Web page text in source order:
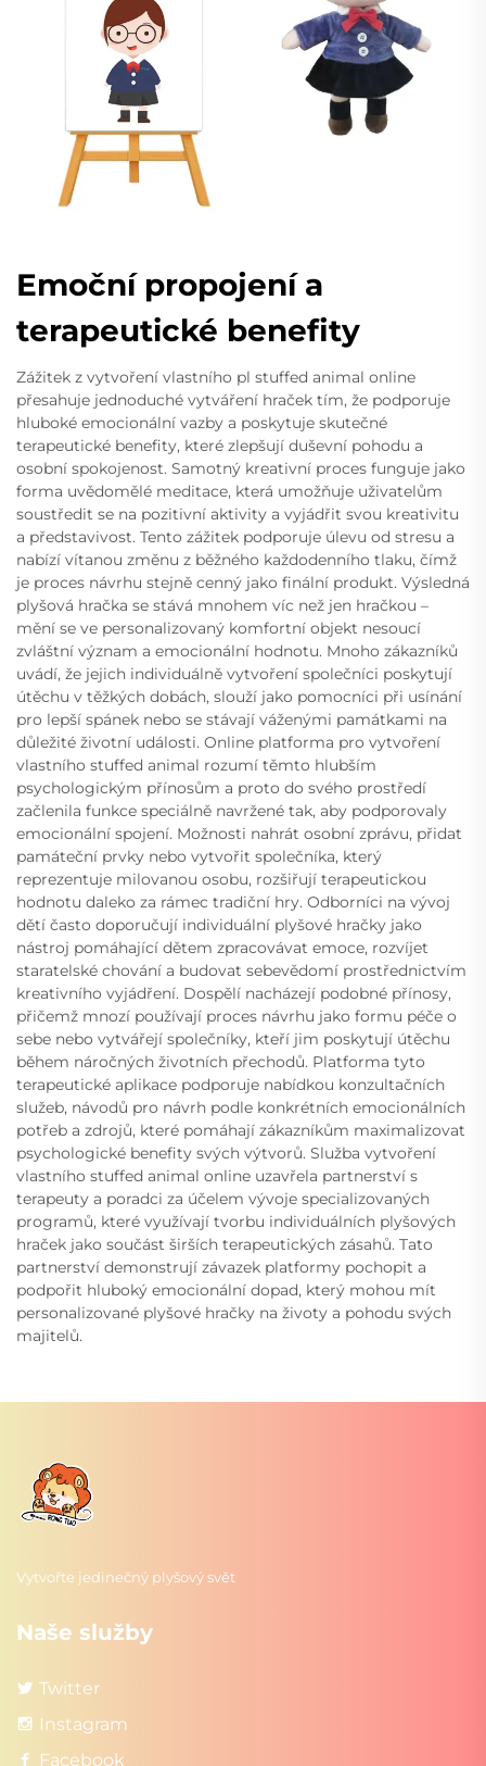
Emoční propojení a
terapeutické benefity
Zážitek z vytvoření vlastního pl stuffed animal online
přesahuje jednoduché vytváření hraček tím, že podporuje
hluboké emocionální vazby a poskytuje skutečné
terapeutické benefity, které zlepšují duševní pohodu a
osobní spokojenost. Samotný kreativní proces funguje jako
forma uvědomělé meditace, která umožňuje uživatelům
soustředit se na pozitivní aktivity a vyjádřit svou kreativitu
a představivost. Tento zážitek podporuje úlevu od stresu a
nabízí vítanou změnu z běžného každodenního tlaku, čímž
je proces návrhu stejně cenný jako finální produkt. Výsledná
plyšová hračka se stává mnohem víc než jen hračkou –
mění se ve personalizovaný komfortní objekt nesoucí
zvláštní význam a emocionální hodnotu. Mnoho zákazníků
uvádí, že jejich individuálně vytvoření společníci poskytují
útěchu v těžkých dobách, slouží jako pomocníci při usínání
pro lepší spánek nebo se stávají váženými památkami na
důležité životní události. Online platforma pro vytvoření
vlastního stuffed animal rozumí těmto hlubším
psychologickým přínosům a proto do svého prostředí
začlenila funkce speciálně navržené tak, aby podporovaly
emocionální spojení. Možnosti nahrát osobní zprávu, přidat
památeční prvky nebo vytvořit společníka, který
reprezentuje milovanou osobu, rozšiřují terapeutickou
hodnotu daleko za rámec tradiční hry. Odborníci na vývoj
dětí často doporučují individuální plyšové hračky jako
nástroj pomáhající dětem zpracovávat emoce, rozvíjet
staratelské chování a budovat sebevědomí prostřednictvím
kreativního vyjádření. Dospělí nacházejí podobné přínosy,
přičemž mnozí používají proces návrhu jako formu péče o
sebe nebo vytvářejí společníky, kteří jim poskytují útěchu
během náročných životních přechodů. Platforma tyto
terapeutické aplikace podporuje nabídkou konzultačních
služeb, návodů pro návrh podle konkrétních emocionálních
potřeb a zdrojů, které pomáhají zákazníkům maximalizovat
psychologické benefity svých výtvorů. Služba vytvoření
vlastního stuffed animal online uzavřela partnerství s
terapeuty a poradci za účelem vývoje specializovaných
programů, které využívají tvorbu individuálních plyšových
hraček jako součást širších terapeutických zásahů. Tato
partnerství demonstrují závazek platformy pochopit a
podpořit hluboký emocionální dopad, který mohou mít
personalizované plyšové hračky na životy a pohodu svých
majitelů.
Vytvořte jedinečný plyšový svět
Naše služby
Twitter
Instagram
Facebook